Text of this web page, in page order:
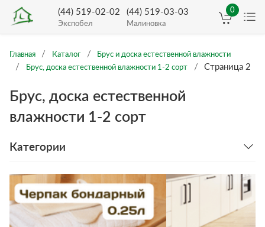
(44) 519-02-02
Экспобел
(44) 519-03-03
Малиновка
0
Главная Каталог
Брус и доска естественной влажности
Брус, доска естественной влажности 1-2 сорт
Страница 2
Брус, доска естественной
влажности 1-2 сорт
Категории